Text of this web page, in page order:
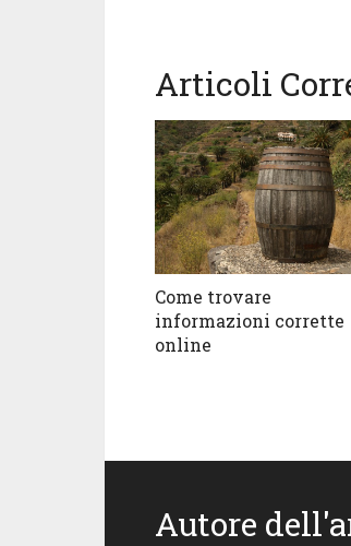
Articoli
Come trovare
informazioni corrette
online
Autore